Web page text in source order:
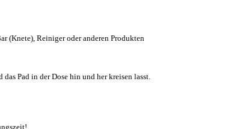
(Knete), Reiniger oder anderen Produkten
das Pad inderDose hin und her kreisen lasst.